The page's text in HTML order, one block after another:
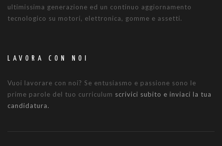
ultimissima generazione ed un continuo aggiornamento
tecnologico su motori, elettronica, gomme e assetti.
LAVORA CON NOI
Vuoi lavorare con noi? Se entusiasmo e passione sono le
prime parole del tuo curriculum scrivici subito e inviaci la tua
candidatura.